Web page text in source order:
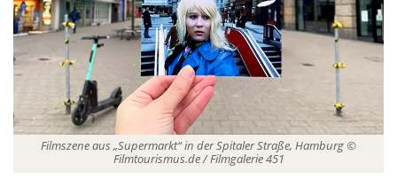
Filmszene aus „Supermarkt“ in der Spitaler Straße, Hamburg ©
Filmtourismus.de / Filmgalerie 451